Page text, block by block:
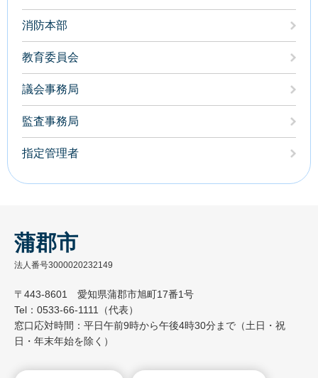
消防本部
教育委員会
議会事務局
監査事務局
指定管理者
蒲郡市
法人番号3000020232149
〒443-8601 愛知県蒲郡市旭町17番1号
Tel：0533-66-1111（代表）
窓口応対時間：平日午前9時から午後4時30分まで（土日・祝
日・年末年始を除く）